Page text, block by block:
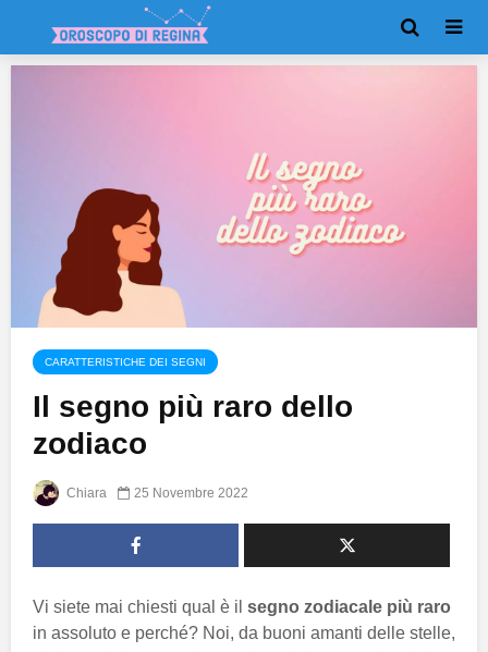
CARATTERISTICHE DEI SEGNI
Il segno più raro dello
zodiaco
Chiara 25 Novembre 2022
Vi siete mai chiesti qual è il segno zodiacale più raro
in assoluto e perché? Noi, da buoni amanti delle stelle,